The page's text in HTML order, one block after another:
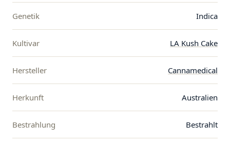
Genetik Indica
Kultivar LA Kush Cake
Hersteller Cannamedical
Herkunft Australien
Bestrahlung Bestrahlt